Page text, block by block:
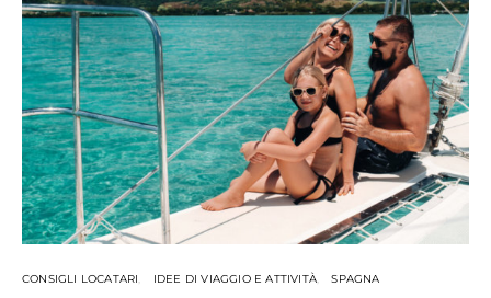
CONSIGLI LOCATARI IDEE DI VIAGGIO E ATTIVITÀ SPAGNA